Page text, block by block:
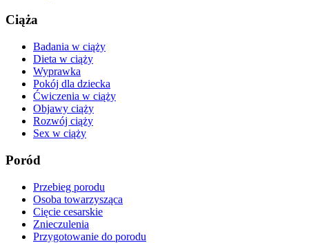
Ciąża
Badania w ciąży
Dieta w ciąży
Wyprawka
Pokój dla dziecka
Ćwiczenia w ciąży
Objawy ciąży
Rozwój ciąży
Sex w ciąży
Poród
Przebieg porodu
Osoba towarzysząca
Cięcie cesarskie
Znieczulenia
Przygotowanie do porodu